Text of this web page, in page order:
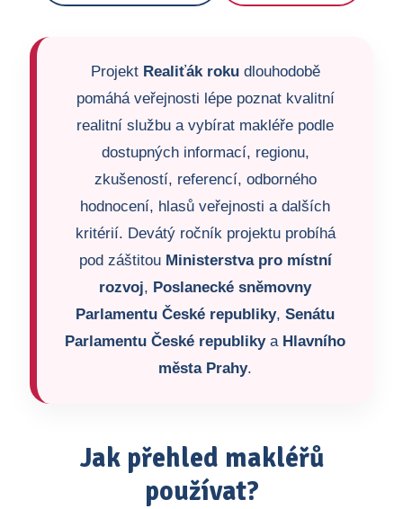
Projekt Realiťák rokudlouhodobě
pomáhá veřejnosti lépe poznat kvalitní
realitní službu a vybírat makléře podle
dostupných informací, regionu,
zkušeností, referencí, odborného
hodnocení, hlasů veřejnosti a dalších
kritérií. Devátý ročník projektu probíhá
pod záštitou Ministerstva pro místní
rozvoj, Poslanecké sněmovny
Parlamentu České republiky, Senátu
Parlamentu České republikya Hlavního
města Prahy.
Jak přehled makléřů
používat?